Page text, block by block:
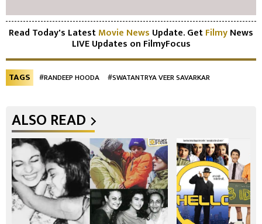
Read Today's LatestMovie News Update. GetFilmyNews
LIVE Updates on FilmyFocus
TAGS #RANDEEP HOODA #SWATANTRYA VEER SAVARKAR
ALSO READ